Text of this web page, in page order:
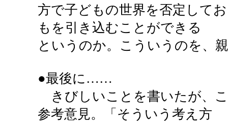
方で子どもの世界を否定して
もを引き込むことができる
というのか。こういうのを、
●最後に……
きびしいことを書いたが、
参考意見。「そういう考え方